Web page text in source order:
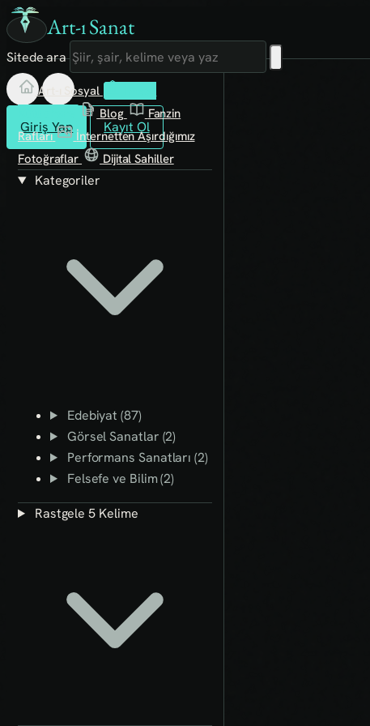
Art-ı Sanat
Sitede ara
Giriş Yap Kayıt Ol
Art-ı Sosyal
Blog
Fanzin
Rafları
İnternetten Aşırdığımız
Fotoğraflar
Dijital Sahiller
Kategoriler
Edebiyat (87)
Görsel Sanatlar (2)
Performans Sanatları (2)
Felsefe ve Bilim (2)
Rastgele 5 Kelime